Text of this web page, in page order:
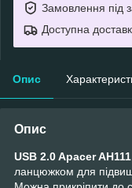
Замовлення під
Доступна
Опис
Опис
USB 2.0 Apacer
ланцюжком для